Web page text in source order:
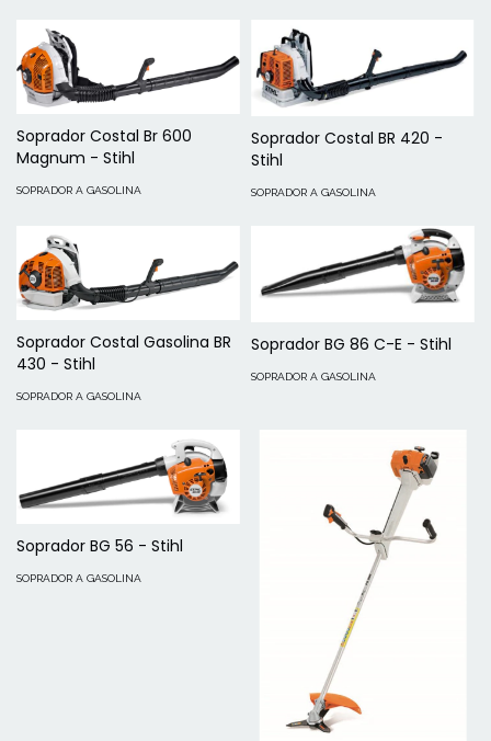
Soprador Costal Br 600
Magnum - Stihl
SOPRADOR A GASOLINA
Soprador Costal BR 420 -
Stihl
SOPRADOR A GASOLINA
Soprador Costal Gasolina BR
430 - Stihl
SOPRADOR A GASOLINA
Soprador BG 86 C-E - Stihl
SOPRADOR A GASOLINA
Soprador BG 56 - Stihl
SOPRADOR A GASOLINA